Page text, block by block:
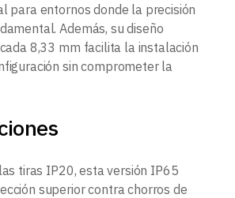
para entornos donde la precisión
Además, su diseño
8,33 mm facilita la instalación
sin comprometer la
tiras IP20, esta versión IP65
superior contra chorros de